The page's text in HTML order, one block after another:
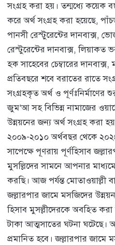
সংগ্রহ করা হয়। তন্মধ্যে কয়েক
করে অর্থ সংগ্রহ করা হয়েছে,
পানসী রেস্টুরেন্টের দানবাক্স,
রেস্টুরেন্টের দানবাক্স, লিয়াকত
হক সাহেবের চেম্বারের দানবাক্স,
প্রতিবছরে শবে বরাতের রাতে
সংগ্রহকৃত অর্থ ও পূর্ণঃনির্মাণের
জুম’আ সহ বিভিন্ন নামাজের
উন্নয়নের জন্য অর্থ সংগ্রহ করা
২০০৯-২০১০ অর্থবছর থেকে
সাপেক্ষে পূণরায় পূর্ণহিসাব
মুসল্লিদের সামনে আপনার
করছি। আজ পর্যন্ত মোতাওয়াল্লী
জল্লারপার জামে মসজিদের
হিসাব মুসল্লীদেরকে অবহিত
টাকা আত্মসাতের ঘটনা ঘটেছে।
প্রমানিত হবে। জল্লারপার জামে